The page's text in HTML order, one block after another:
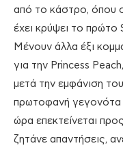
από το κάστρο, όπου
έχει κρύψει το πρώτο
Μένουν άλλα έξι
για την Princess
μετά την εμφάνιση
πρωτοφανή γεγονότα
ώρα επεκτείνεται
ζητάνε απαντήσεις,